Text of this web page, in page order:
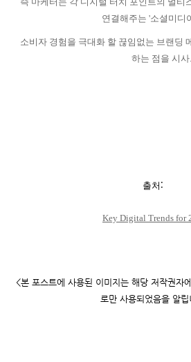
연결해주는 '소셜미디
소비자 경험을 극대화 할 끊임없는 브랜딩
하는 점을 시사.
출처 :
Key Digital Trends for
<본 포스트에 사용된 이미지는 해당 저작권자
로만 사용되었음을 알립